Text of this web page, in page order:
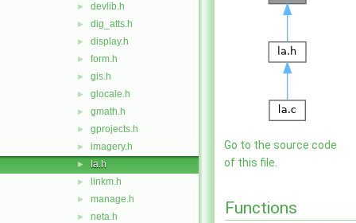
► devlib.h
► dig_atts.h
► display.h
► form.h
► gis.h
► glocale.h
► gmath.h
► gprojects.h
► imagery.h
► la.h
► linkm.h
► manage.h
► neta.h
Go to the source code
of this file.
Functions